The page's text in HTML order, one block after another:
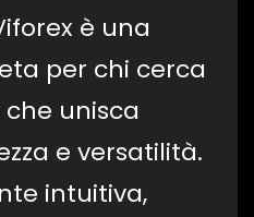
è una
per chi cerca
unisca
e versatilità.
intuitiva,